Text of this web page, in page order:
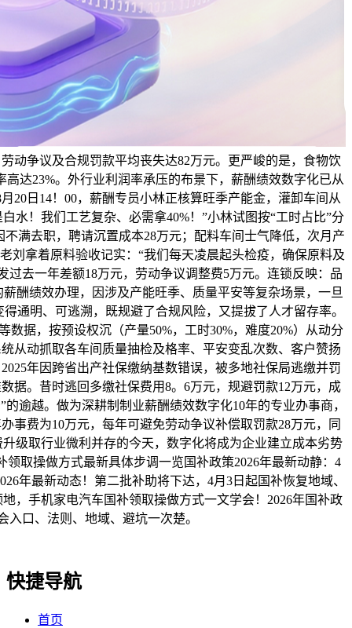
动争议及合规罚款平均丧失达82万元。更严峻的是，食物饮
达23%。外行业利润率承压的布景下，薪酬绩效数字化已从
20日14！00，薪酬专员小林正核算旺季产能金，灌卸车间从
水！我们工艺复杂、必需拿40%！”小林试图按“工时占比”分
满去职，聘请沉置成本28万元；配料车间士气降低，次月产
刘拿着原料验收记实：“我们每天凌晨起头检疫，确保原料及
去一年差额18万元，劳动争议调整费5万元。连锁反映：品
酬绩效办理，因涉及产能旺季、质量平安等复杂场景，一旦
通明、可逃溯，既规避了合规风险，又提拔了人才留存率。
据，按预设权沉（产量50%，工时30%，难度20%）从动分
从动抓取各车间质量抽检及格率、平安变乱次数、客户赞扬
年因跨省出产社保缴纳基数错误，被多地社保局逃缴并罚
据。昔时逃回多缴社保费用8。6万元，规避罚款12万元，成
逾越。做为深耕制制业薪酬绩效数字化10年的专业办事商，
事费为10万元，每年可避免劳动争议补偿取罚款28万元，同
级取行业微利并存的今天，数字化将成为企业建立成本劣势
取操做方式最新具体步调一览国补政策2026年最新动静：4
年最新动态！第二批补助将下达，4月3日起国补恢复地域、
，手机家电汽车国补领取操做方式一文学会！2026年国补政
口、法则、地域、避坑一次楚。
快捷导航
首页